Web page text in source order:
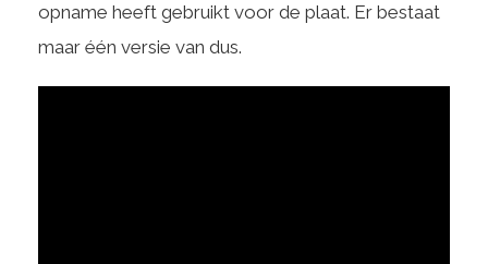
opname heeft gebruikt voor de plaat. Er bestaat
maar één versie van dus.